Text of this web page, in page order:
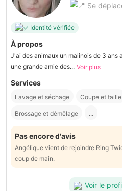
Se
Identité vérifiée
À propos
J'ai des animaux un malinois de 3 ans
une grande amie des... Voir plus
Services
Lavage et séchage Coupe et taille
Brossage et démêlage ...
Pas encore d'avis
Angélique vient de rejoindre Ring
coup de main.
Voir le